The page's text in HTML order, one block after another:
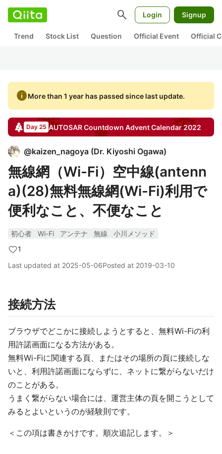
search Login Signup
Trend Stock List Question Official Event Official
infoMore than 1 year has passed since last update.
Day 25 AUTOSAR Countdown Advent Calendar 2022
@kaizen_nagoya (Dr. Kiyoshi Ogawa)
無線網（Wi-Fi）空中線(antenn
a)(28)無料無線網(Wi-Fi)利用で
便利なこと、不便なこと
初心者 Wi-Fi アンテナ 無線
小川メソッド
1
Last updated at 2025-05-06Posted at 2019-03-10
接続方法
ブラウザでどこかに接続しようとすると、無料Wi-Fiの利
用許諾画面になる方法がある。
無料Wi-Fiに関連する頁、またはその場所の頁に接続しな
いと、利用許諾画面にならずに、ネットに繋がらないだけ
のことがある。
うまく繋がらない場合には、運営主体の頁を開こうとして
みるとよいというのが経験則です。
＜この項は書きかけです。順次追記します。＞